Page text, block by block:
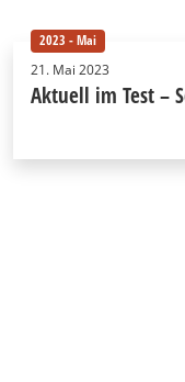
2023 - Mai
21. Mai 2023
Aktuell im Test –